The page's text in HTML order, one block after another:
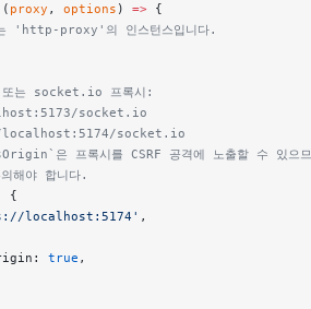
proxy , options ) => {
proxy'의 인스턴스입니다.
는 socket.io 프록시:
socket.io
socket.io
은 프록시를 CSRF 공격에 노출할 수 있으
해야 합니다.
{
localhost:5174' ,
true ,